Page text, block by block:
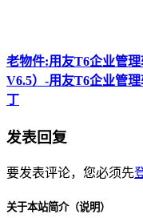
老物件:用友T6企业管理
V6.5）-用友T6企业管
丁
发表回复
要发表评论，您必须先
关于本站简介（说明）